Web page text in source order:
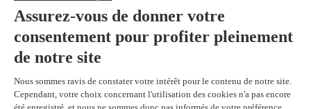
179,99$ (2 et
plus 175,30 $)
Original
Tambour cyan
Ajouter